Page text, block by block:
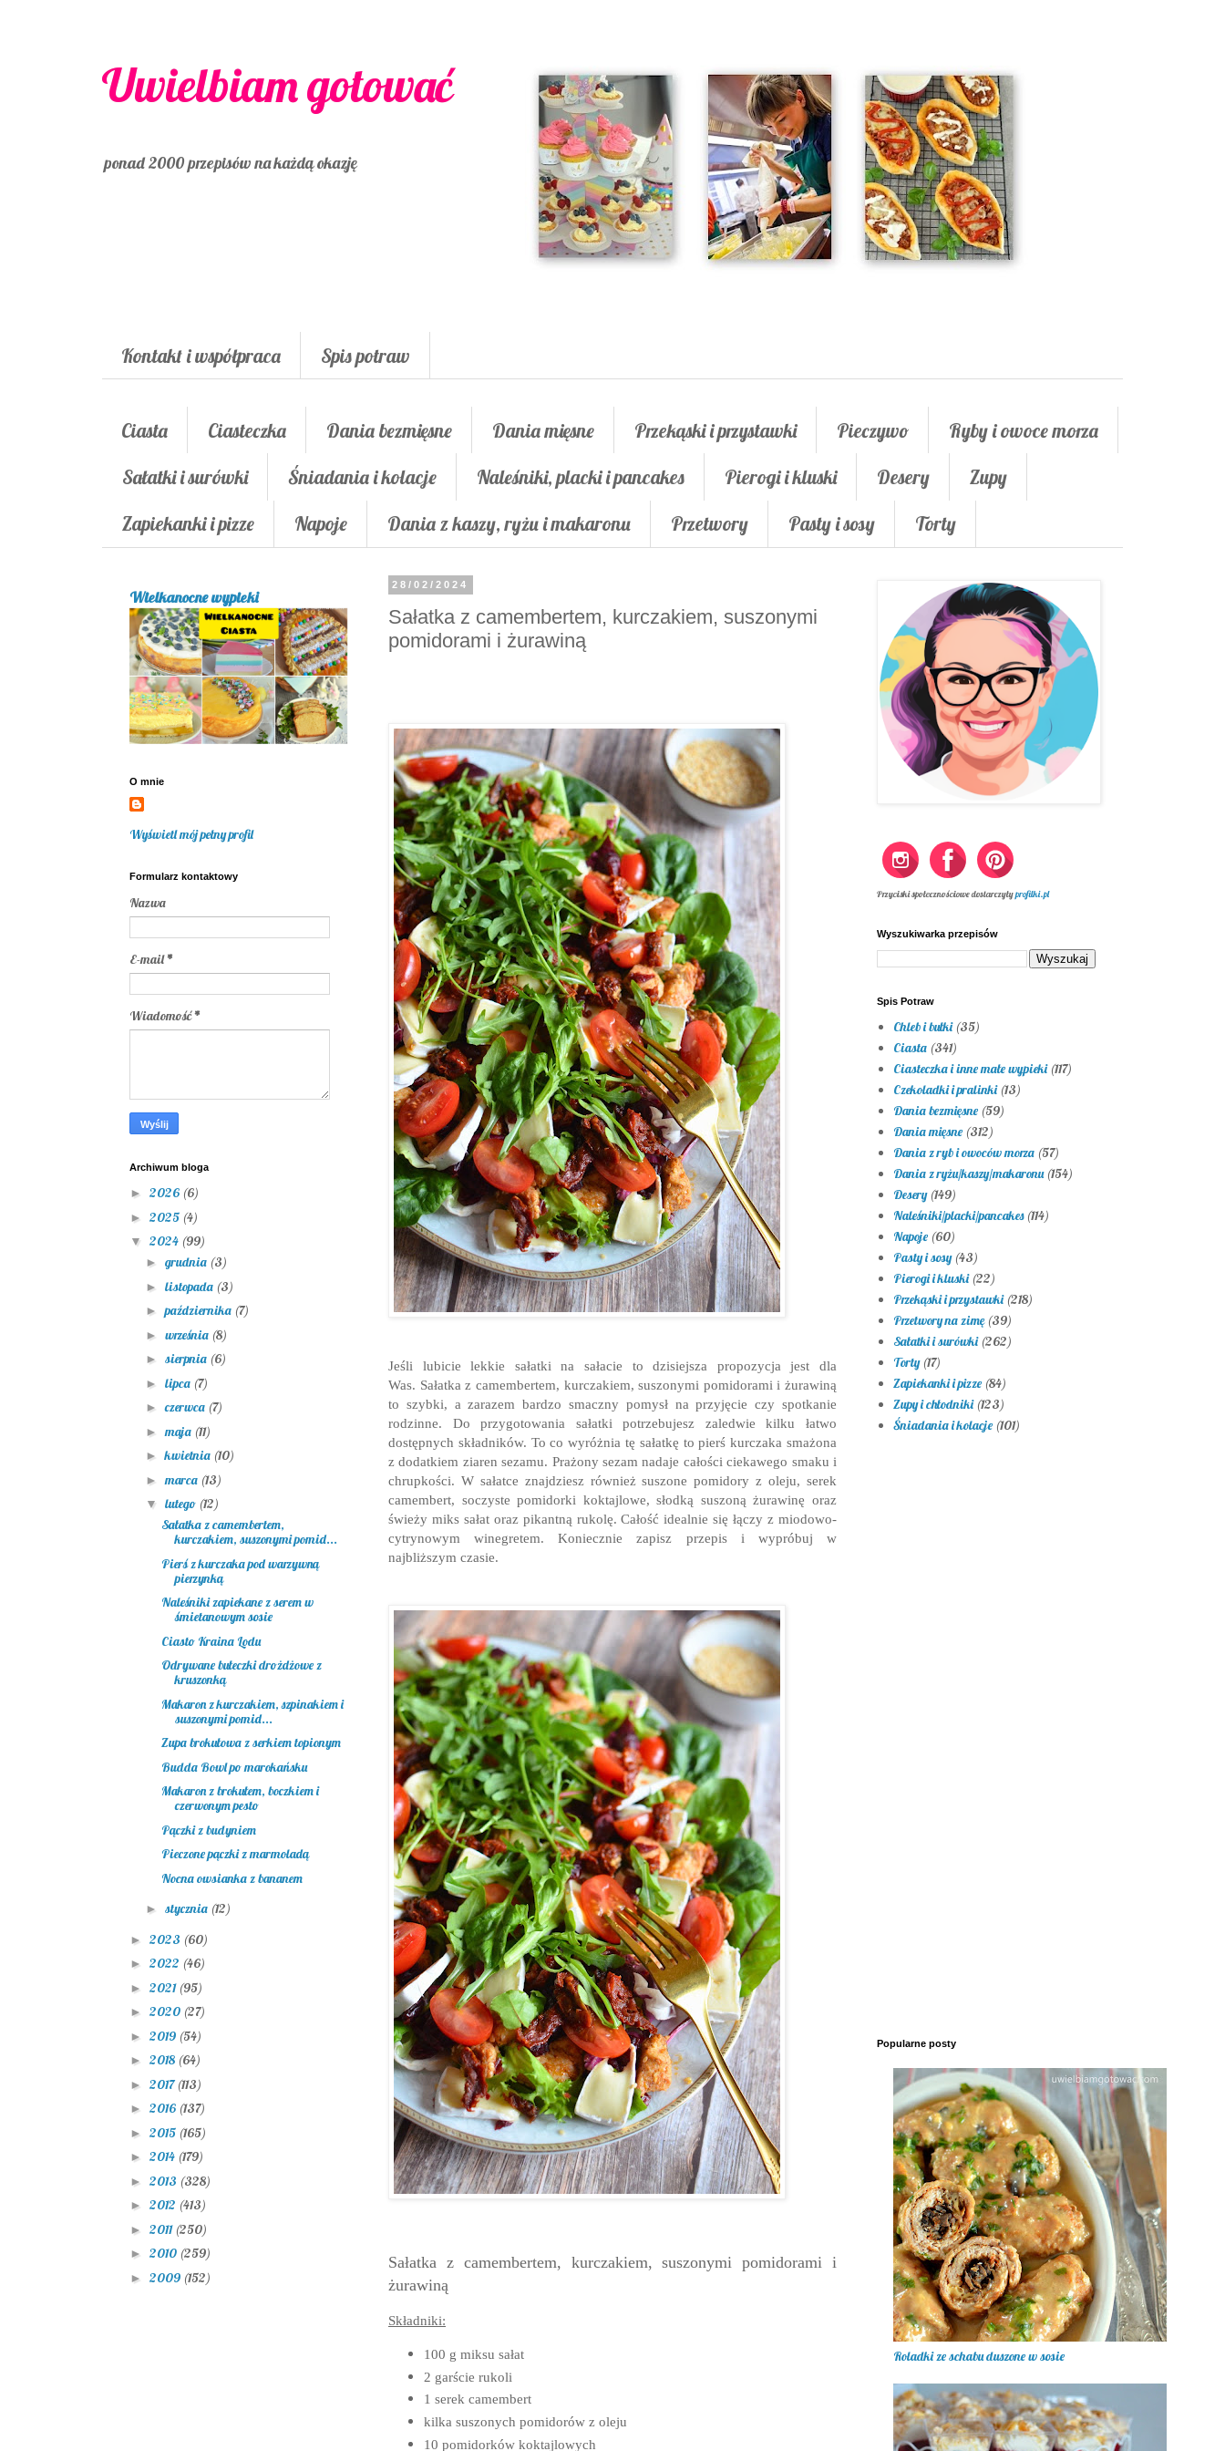
Uwielbiam gotować
ponad 2000 przepisów na każdą okazję
Kontakt i współpraca Spis potraw
Ciasta Ciasteczka Dania bezmięsne Dania mięsne Przekąski i przystawki Pieczywo
Ryby i owoce morza
Sałatki i surówki
Śniadania i kolacje Naleśniki, placki i pancakes Pierogi i kluski Desery
Zupy
Zapiekanki i pizze
Napoje Dania z kaszy, ryżu i makaronu Przetwory Pasty i sosy Torty
28/02/2024
Sałatka z camembertem, kurczakiem, suszonymi
pomidorami i żurawiną
Jeśli lubicie lekkie sałatki na sałacie to dzisiejsza propozycja jest dla
Was. Sałatka z camembertem, kurczakiem, suszonymi pomidorami i żurawiną
to szybki, a zarazem bardzo smaczny pomysł na przyjęcie czy spotkanie
rodzinne. Do przygotowania sałatki potrzebujesz zaledwie kilku łatwo
dostępnych składników. To co wyróżnia tę sałatkę to pierś kurczaka smażona
z dodatkiem ziaren sezamu. Prażony sezam nadaje całości ciekawego smaku i
chrupkości. W sałatce znajdziesz również suszone pomidory z oleju, serek
camembert, soczyste pomidorki koktajlowe, słodką suszoną żurawinę oraz
świeży miks sałat oraz pikantną rukolę. Całość idealnie się łączy z miodowo-
cytrynowym winegretem. Koniecznie zapisz przepis i wypróbuj w
najbliższym czasie.
Sałatka z camembertem, kurczakiem, suszonymi pomidorami i
żurawiną
Składniki:
100 g miksu sałat
2 garście rukoli
1 serek camembert
kilka suszonych pomidorów z oleju
10 pomidorków koktajlowych
Wielkanocne wypieki
O mnie
Wyświetl mój pełny profil
Formularz kontaktowy
Nazwa
E-mail*
Wiadomość*
Archiwum bloga
► 2026 (6)
► 2025 (4)
▼ 2024 (99)
► grudnia (3)
► listopada (3)
►października (7)
► września (8)
► sierpnia (6)
► lipca (7)
►czerwca (7)
► maja (11)
►kwietnia (10)
► marca (13)
▼ lutego (12)
Sałatka z camembertem,
kurczakiem, suszonymi pomid...
Pierś z kurczaka pod warzywną
pierzynką
Naleśniki zapiekane z serem w
śmietanowym sosie
Ciasto Kraina Lodu
Odrywane bułeczki drożdżowe z
kruszonką
Makaron z kurczakiem, szpinakiem i
suszonymi pomid...
Zupa brokułowa z serkiem topionym
Budda Bowl po marokańsku
Makaron z brokułem, boczkiem i
czerwonym pesto
Pączki z budyniem
Pieczone pączki z marmoladą
Nocna owsianka z bananem
► stycznia (12)
► 2023 (60)
► 2022 (46)
► 2021 (95)
► 2020 (27)
► 2019 (54)
► 2018 (64)
► 2017(113)
► 2016 (137)
► 2015 (165)
► 2014 (179)
► 2013 (328)
► 2012 (413)
► 2011 (250)
► 2010 (259)
► 2009 (152)
Przyciski społecznościowe dostarczyłyprofilki.pl
Wyszukiwarka przepisów
Spis Potraw
Chleb i bułki (35)
Ciasta (341)
Ciasteczka i inne małe wypieki (117)
Czekoladki i pralinki (13)
Dania bezmięsne (59)
Dania mięsne (312)
Dania z ryb i owoców morza (57)
Dania z ryżu/kaszy/makaronu (154)
Desery (149)
Naleśniki/placki/pancakes (114)
Napoje (60)
Pasty i sosy (43)
Pierogi i kluski (22)
Przekąski i przystawki (218)
Przetwory na zimę (39)
Sałatki i surówki (262)
Torty (17)
Zapiekanki i pizze (84)
Zupy i chłodniki (123)
Śniadania i kolacje (101)
Popularne posty
Roladki ze schabu duszone w sosie